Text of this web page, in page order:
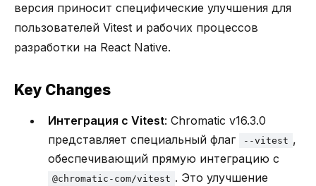
версия приносит специфические улучшения для
пользователей Vitest и рабочих процессов
разработки на React Native.
Key Changes
Интеграция с Vitest: Chromatic v16.3.0
представляет специальный флаг
--vitest ,
обеспечивающий прямую интеграцию с
@chromatic-com/vitest . Это улучшение